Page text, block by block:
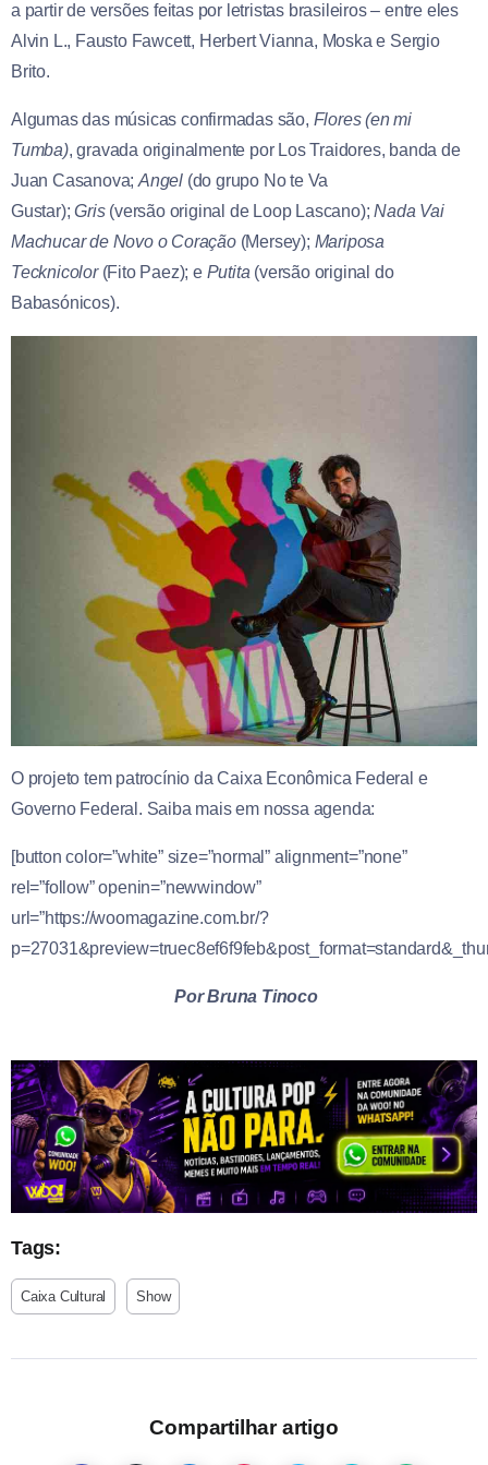
a partir de versões feitas por letristas brasileiros – entre eles
Alvin L., Fausto Fawcett, Herbert Vianna, Moska e Sergio
Brito.
Algumas das músicas confirmadas são, Flores (en mi
Tumba), gravada originalmente por Los Traidores, banda de
Juan Casanova;Angel (do grupo No te Va
Gustar);Gris(versão original de Loop Lascano);Nada Vai
Machucar de Novo o Coração(Mersey); Mariposa
Tecknicolor(Fito Paez); e Putita (versão original do
Babasónicos).
O projeto tem patrocínio da Caixa Econômica Federal e
Governo Federal. Saiba mais em nossa agenda:
[button color=”white” size=”normal” alignment=”none”
rel=”follow” openin=”newwindow”
url=”https://woomagazine.com.br/?
Por Bruna Tinoco
Tags:
Caixa Cultural Show
Compartilhar artigo